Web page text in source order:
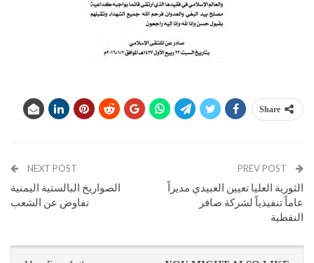
Share
الثورية العليا تعيين العبيدي مديراً
عاماً تنفيذياً لشركة صافر
النفطية
NEXT POST
الصواريخ البالستية اليمنية
تفاوض عن الشعب